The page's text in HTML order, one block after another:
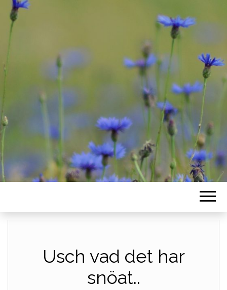
Usch vad det har
snöat..